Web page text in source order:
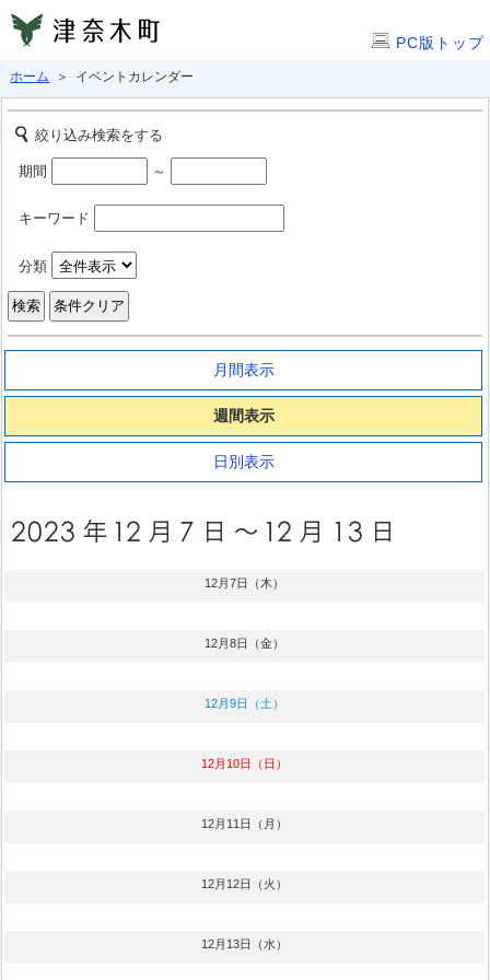
PC版トップ
ホーム ＞ イベントカレンダー
絞り込み検索をする
期間 ～
キーワード
分類
月間表示
週間表示
日別表示
12月7日（木）
12月8日（金）
12月9日（土）
12月10日（日）
12月11日（月）
12月12日（火）
12月13日（水）